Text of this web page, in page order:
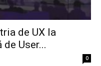
de UX la
User...
0